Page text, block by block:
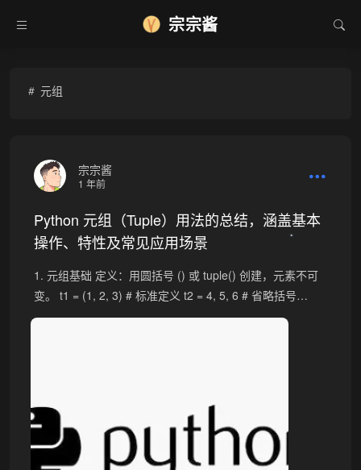
宗宗酱
元组
宗宗酱
1 年前
Python 元组（Tuple）用法的总结，涵盖基本
操作、特性及常见应用场景
1. 元组基础 定义：用圆括号 () 或 tuple() 创建，元素不可
变。 t1 = (1, 2, 3) # 标准定义 t2 = 4, 5, 6 # 省略括号…